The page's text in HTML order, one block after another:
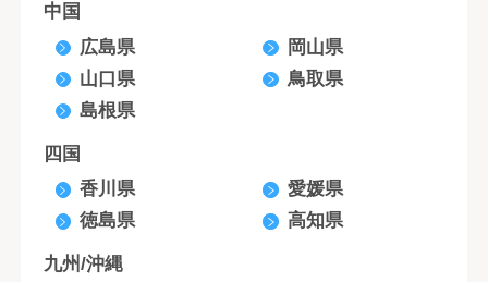
中国
広島県
岡山県
山口県
鳥取県
島根県
四国
香川県
愛媛県
徳島県
高知県
九州/沖縄